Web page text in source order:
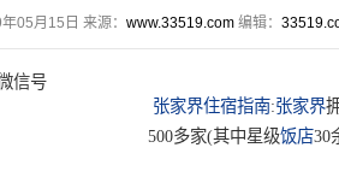
05月15日 来源： www.33519.com编辑：
张家界住宿指南:张家界
500多家(其中星级饭店30